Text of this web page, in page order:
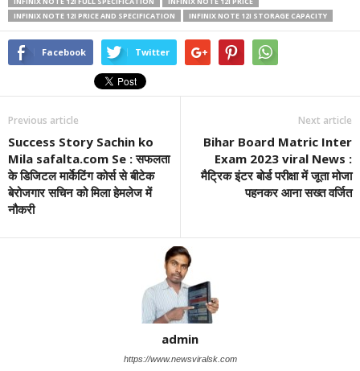
INFINIX NOTE 12I PRICE AND SPECIFICATION
INFINIX NOTE 12I STORAGE CAPACITY
Facebook Twitter
Previous article
Success Story Sachin ko
Mila safalta.com Se : सफलता
के डिजिटल मार्केटिंग कोर्स से बीटेक
बेरोजगार सचिन को मिला हेमलेज में
नौकरी
Next article
Bihar Board Matric Inter
Exam 2023 viral News :
मैट्रिक इंटर बोर्ड परीक्षा में जूता मोजा
पहनकर आना सख्त वर्जित
admin
https://www.newsviralsk.com